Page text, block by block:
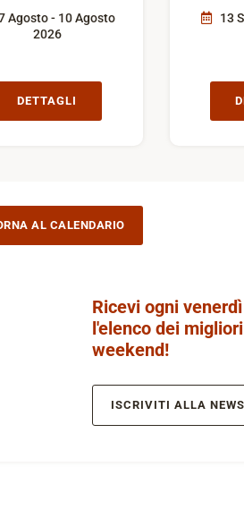
Agosto - 10 Agosto
2026
DETTAGLI
13
AL CALENDARIO
Ricevi ogni venerdì
l'elenco dei
weekend!
ISCRIVITI ALLA